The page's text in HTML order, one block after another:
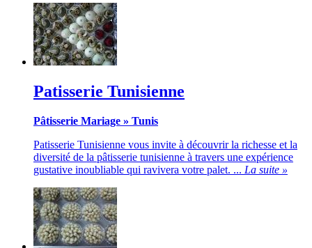
Patisserie Tunisienne
Pâtisserie Mariage » Tunis
Patisserie Tunisienne vous invite à découvrir la richesse et la
diversité de la pâtisserie tunisienne à travers une expérience
gustative inoubliable qui ravivera votre palet. ... La suite »